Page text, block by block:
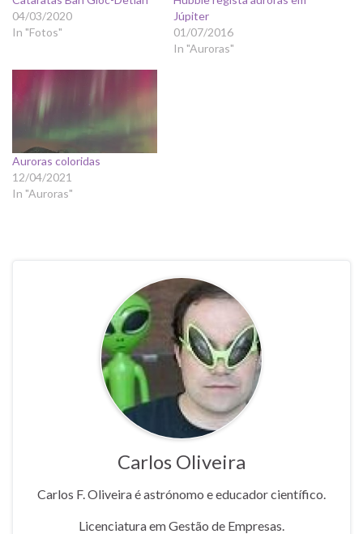
04/03/2020
In "Fotos"
Júpiter
01/07/2016
In "Auroras"
Auroras coloridas
12/04/2021
In "Auroras"
Carlos Oliveira
Carlos F. Oliveira é astrónomo e educador científico.
Licenciatura em Gestão de Empresas.